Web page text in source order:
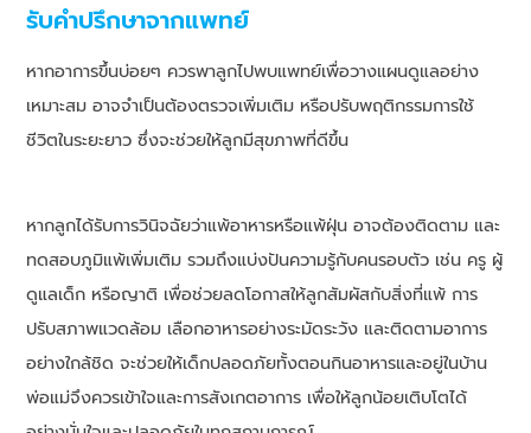
รับคำปรึกษาจากแพทย์
หากอาการขึ้นบ่อยๆ ควรพาลูกไปพบแพทย์เพื่อวางแผนดูแลอย่าง
เหมาะสม อาจจำเป็นต้องตรวจเพิ่มเติม หรือปรับพฤติกรรมการใช้
ชีวิตในระยะยาว ซึ่งจะช่วยให้ลูกมีสุขภาพที่ดีขึ้น
หากลูกได้รับการวินิจฉัยว่าแพ้อาหารหรือแพ้ฝุ่น อาจต้องติดตาม และ
ทดสอบภูมิแพ้เพิ่มเติม รวมถึงแบ่งปันความรู้กับคนรอบตัว เช่น ครู ผู้
ดูแลเด็ก หรือญาติ เพื่อช่วยลดโอกาสให้ลูกสัมผัสกับสิ่งที่แพ้ การ
ปรับสภาพแวดล้อม เลือกอาหารอย่างระมัดระวัง และติดตามอาการ
อย่างใกล้ชิด จะช่วยให้เด็กปลอดภัยทั้งตอนกินอาหารและอยู่ในบ้าน
พ่อแม่จึงควรเข้าใจและการสังเกตอาการ เพื่อให้ลูกน้อยเติบโตได้